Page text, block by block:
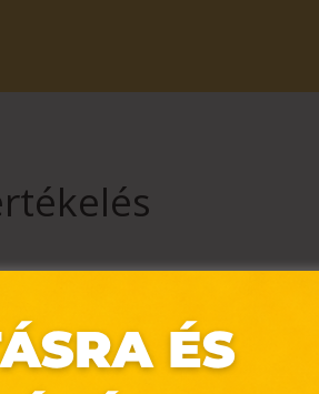
hiszen a másik, olcsóbb pár